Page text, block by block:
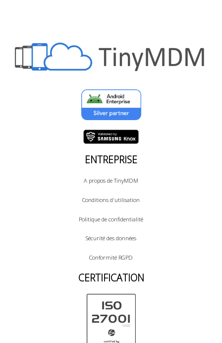
ENTREPRISE
A propos de TinyMDM
Conditions d'utilisation
Politique de confidentialité
Sécurité des données
Conformité RGPD
CERTIFICATION